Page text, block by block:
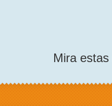
Mira